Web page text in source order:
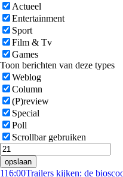
Actueel
Entertainment
Sport
Film & Tv
Games
Toon berichten van deze types
Weblog
Column
(P)review
Special
Poll
Scrollbar gebruiken
opslaan
116:00Trailers kijken: de